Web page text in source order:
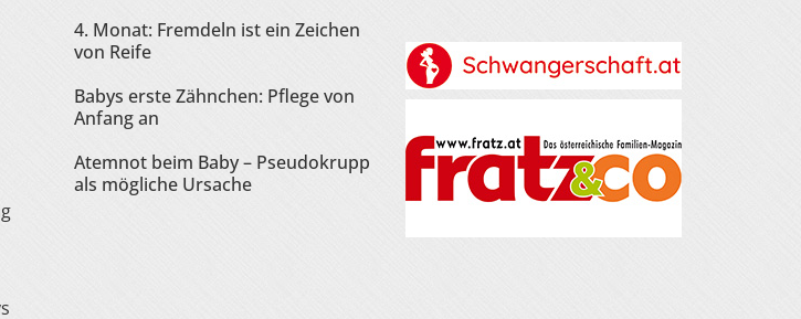
4. Monat: Fremdeln ist ein Zeichen
von Reife
Babys erste Zähnchen: Pflege von
Anfang an
Atemnot beim Baby – Pseudokrupp
als mögliche Ursache